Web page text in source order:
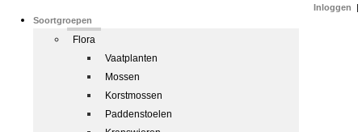
Soortgroepen
Flora
Vaatplanten
Mossen
Korstmossen
Paddenstoelen
Inloggen |